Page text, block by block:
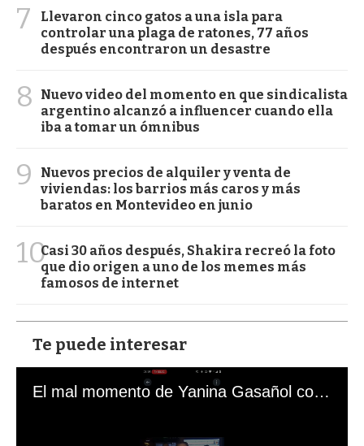
7
Llevaron cinco gatos a una isla para
controlar una plaga de ratones, 77 años
después encontraron un desastre
8
Nuevo video del momento en que sindicalista
argentino alcanzó a influencer cuando ella
iba a tomar un ómnibus
9
Nuevos precios de alquiler y venta de
viviendas: los barrios más caros y más
baratos en Montevideo en junio
10Casi 30 años después, Shakira recreó la foto
que dio origen a uno de los memes más
famosos de internet
Te puede interesar
El mal momento de Yanina Gasañol con un hincha argentino en "Subrayado"